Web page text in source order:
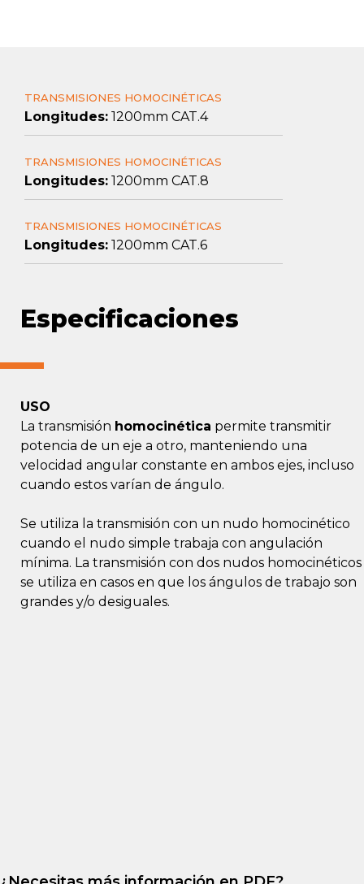
TRANSMISIONES HOMOCINÉTICAS
Longitudes: 1200mm CAT.4
TRANSMISIONES HOMOCINÉTICAS
Longitudes: 1200mm CAT.8
TRANSMISIONES HOMOCINÉTICAS
Longitudes: 1200mm CAT.6
Especificaciones
USO
La transmisión homocinética permite transmitir
potencia de un eje a otro, manteniendo una
velocidad angular constante en ambos ejes, incluso
cuando estos varían de ángulo.
Se utiliza la transmisión con un nudo homocinético
cuando el nudo simple trabaja con angulación
mínima. La transmisión con dos nudos homocinéticos
se utiliza en casos en que los ángulos de trabajo son
grandes y/o desiguales.